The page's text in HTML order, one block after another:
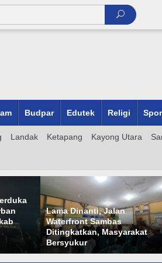
Budpar Edutek Religi
Landak Ketapang Kayong Utara
Lama Dinanti, Jalan
Waterfront Sambas
Ditingkatkan, Masyarakat
Bersyukur